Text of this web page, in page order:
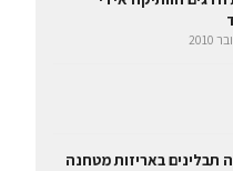
תבלינים באריזות מטחנה